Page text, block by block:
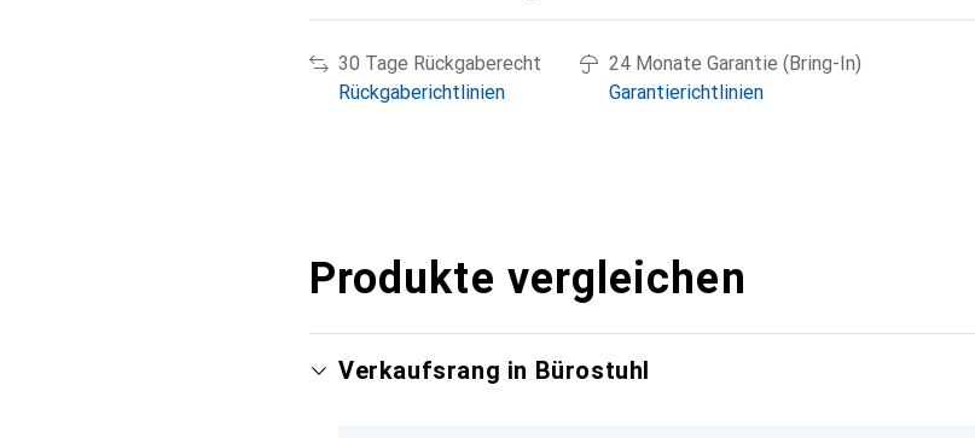
30 Tage Rückgaberecht
Rückgaberichtlinien
24 Monate Garantie (Bring-In)
Garantierichtlinien
Produkte vergleichen
Verkaufsrang in Bürostuhl